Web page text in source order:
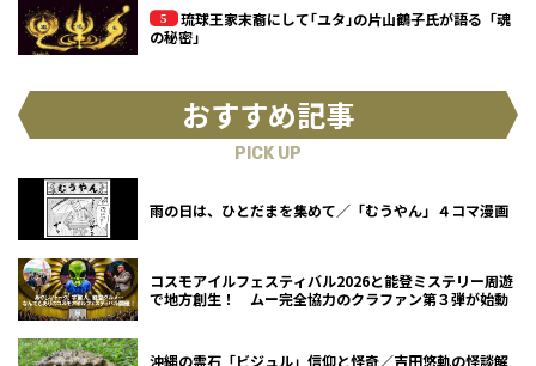
琉球王家末裔にして｢ユタ｣の片山鶴子氏が語る「魂
の秘密」
おすすめ記事
PICK UP
雨の日は、ひとだまを集めて／「むうやん」４コマ漫画
コスモアイルフェスティバル2026と能登ミステリー周遊
で地方創生！ ムー完全協力のクラファン第３弾が始動
沖縄の霊石「ビジュル」信仰と怪奇／吉田悠軌の怪談解